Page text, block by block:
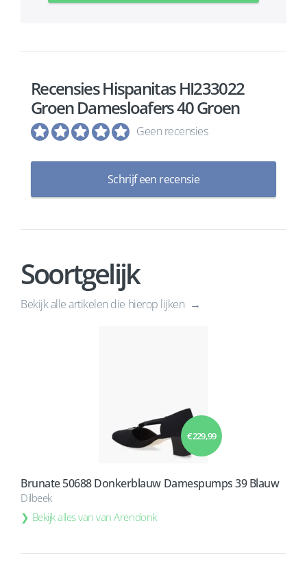
Recensies Hispanitas HI233022
Groen Damesloafers 40 Groen
Geen recensies
Schrijf een recensie
Soortgelijk
Bekijk alle artikelen die hierop lijken
€ 229,99
Brunate 50688 Donkerblauw Damespumps 39 Blauw
Dilbeek
Bekijk alles van van Arendonk